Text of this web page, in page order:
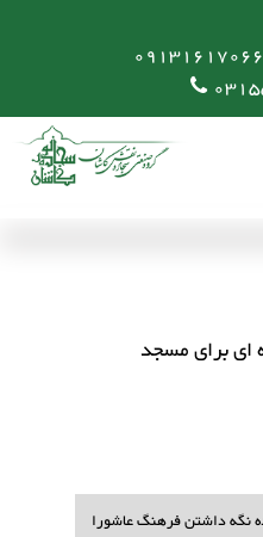
09131617066
ای برای مسجد
داشتن فرهنگ عاشورا